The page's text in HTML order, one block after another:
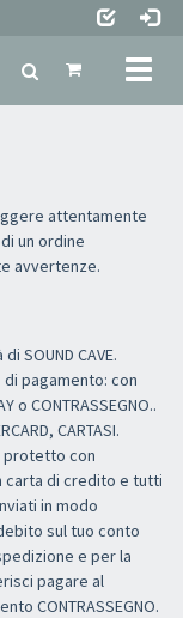
attentamente
un ordine
avvertenze.
SOUND CAVE.
di pagamento: con
o CONTRASSEGNO..
CARTASI.
protetto con
carta di credito e tutti
in modo
sul tuo conto
e per la
pagare al
CONTRASSEGNO.